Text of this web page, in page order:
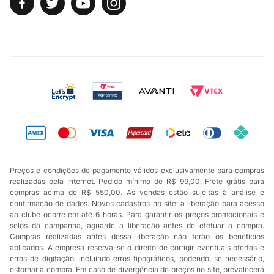
Preços e condições de pagamento válidos exclusivamente para compras
realizadas pela Internet. Pedido mínimo de R$ 99,00. Frete grátis para
compras acima de R$ 550,00. As vendas estão sujeitas à análise e
confirmação de dados. Novos cadastros no site: a liberação para acesso
ao clube ocorre em até 6 horas. Para garantir os preços promocionais e
selos da campanha, aguarde a liberação antes de efetuar a compra.
Compras realizadas antes dessa liberação não terão os benefícios
aplicados. A empresa reserva-se o direito de corrigir eventuais ofertas e
erros de digitação, incluindo erros tipográficos, podendo, se necessário,
estornar a compra. Em caso de divergência de preços no site, prevalecerá